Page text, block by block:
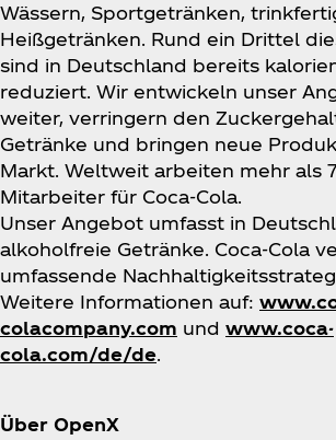
Wässern, Sportgetränken,
Heißgetränken. Rund ein Drittel
sind in Deutschland bereits
reduziert. Wir entwickeln unser
weiter, verringern den
Getränke und bringen neue
Markt. Weltweit arbeiten mehr als
Mitarbeiter für Coca‑Cola.
Unser Angebot umfasst in
alkoholfreie Getränke. Coca‑Cola
umfassende
Weitere Informationen auf:
colacompany.com und www.coca-
cola.com/de/de
Über OpenX